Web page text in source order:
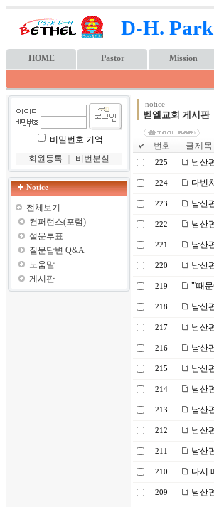
D-H.
HOME Pastor Mission
비밀번호 기억
회원등록
비번분실
Notice
전체보기
컨퍼런스(포럼)
설문투표
질문답변 Q&A
도움말
게시판
notice
벧엘교회 게시판
번호 글 제 목
225 남산
224 다빈
223 남산
222 남산
221 남산
220 남산
219 "'때
218 남산
217 남산
216 남산
215 남산
214 남산
213 남산
212 남산
211 남산
210 다시
209 남산